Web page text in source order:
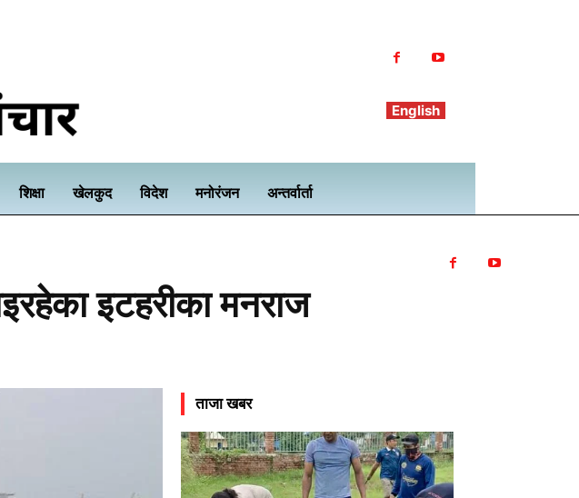
English
शिक्षा खेलकुद विदेश मनोरंजन अन्तर्वार्ता
इटहरीका मनराज
ताजा खबर